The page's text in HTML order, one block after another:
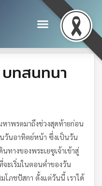
ทสนทนา
หาพรตมาถึงช่วงสุดท้ายก่อน
วันอาทิตย์หน้า ซึ่งเป็นวัน
ทางของพระเยซูเจ้าเข้าสู่
จะเริ่มในตอนค่ำของวัน
ภชปัสกา ตั้งแต่วันนี้ เราได้